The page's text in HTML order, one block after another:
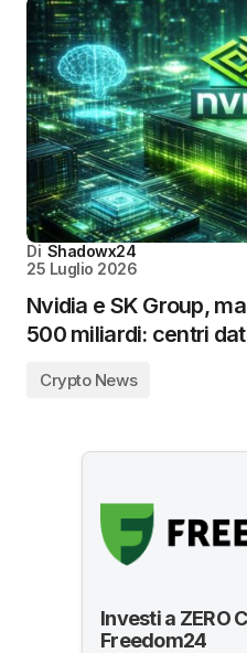
Di Shadowx24
25 Luglio 2026
Nvidia e SK Group,
500 miliardi: centri
Crypto News
Investi a ZERO
Freedom24